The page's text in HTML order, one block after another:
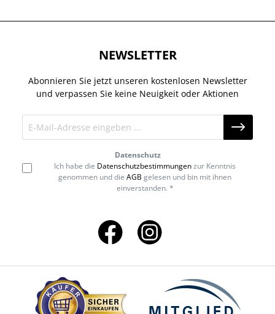
NEWSLETTER
Abonnieren Sie jetzt unseren kostenlosen Newsletter
und verpassen Sie keine Neuigkeit oder Aktionen
Datenschutz
Ich habe die Datenschutzbestimmungenzur Kenntnis
genommen und die AGB gelesen und bin mit ihnen
einverstanden. *